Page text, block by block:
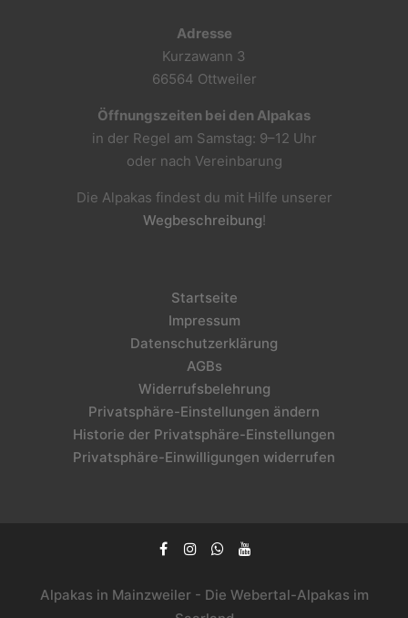
Adresse
Kurzawann 3
66564 Ottweiler
Öffnungszeiten bei den Alpakas
in der Regel am Samstag: 9–12 Uhr
oder nach Vereinbarung
Die Alpakas findest du mit Hilfe unserer
Wegbeschreibung!
Startseite
Impressum
Datenschutzerklärung
AGBs
Widerrufsbelehrung
Privatsphäre-Einstellungen ändern
Historie der Privatsphäre-Einstellungen
Privatsphäre-Einwilligungen widerrufen
Alpakas in Mainzweiler - Die Webertal-Alpakas im